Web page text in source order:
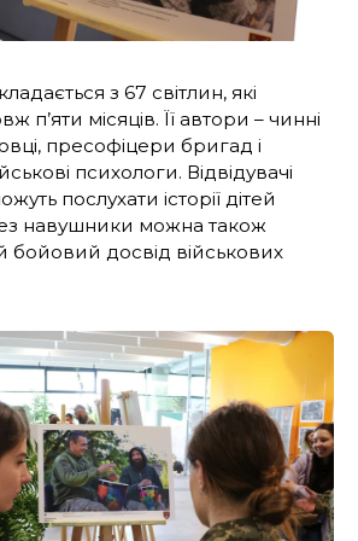
з 67 світлин, які
п’яти місяців. Її автори – чинні
пресофіцери бригад і
психологи. Відвідувачі
послухати історії дітей
навушники можна також
бойовий досвід військових